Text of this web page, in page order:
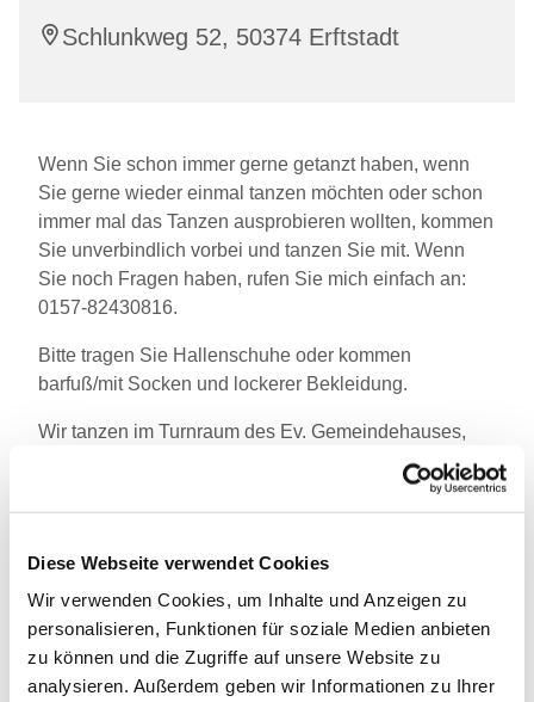
Diese Webseite verwendet Cookies
Wir verwenden Cookies, um Inhalte und Anzeigen zu
personalisieren, Funktionen für soziale Medien anbieten
zu können und die Zugriffe auf unsere Website zu
analysieren. Außerdem geben wir Informationen zu Ihrer
Schlunkweg 52, 50374 Erftstadt
Wenn Sie schon immer gerne getanzt haben, wenn
Sie gerne wieder einmal tanzen möchten oder schon
immer mal das Tanzen ausprobieren wollten, kommen
Sie unverbindlich vorbei und tanzen Sie mit. Wenn
Sie noch Fragen haben, rufen Sie mich einfach an:
0157-82430816.
Bitte tragen Sie Hallenschuhe oder kommen
barfuß/mit Socken und lockerer Bekleidung.
Wir tanzen im Turnraum des Ev. Gemeindehauses,